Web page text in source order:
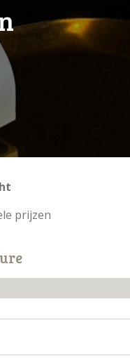
prijzen